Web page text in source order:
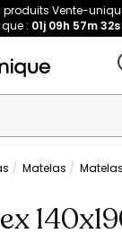
produits Vente-
que : 01j 09h 57m 31s
Matelas